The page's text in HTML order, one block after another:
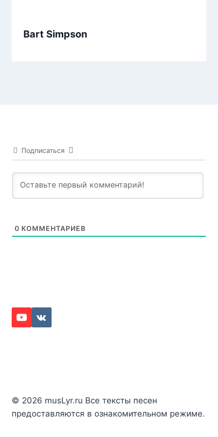
Bart Simpson
Подписаться
0 КОММЕНТАРИЕВ
© 2026 musLyr.ru Все тексты песен
предоставляются в ознакомительном режиме.